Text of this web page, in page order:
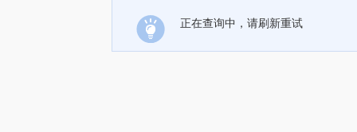
正在查询中，请刷新重试